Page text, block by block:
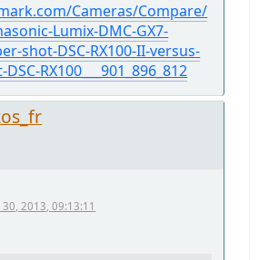
Cameras/Compare/
Lumix-DMC-GX7-
shot-DSC-RX100-II-versus-
RX100___901_896_812
2013, 09:13:11